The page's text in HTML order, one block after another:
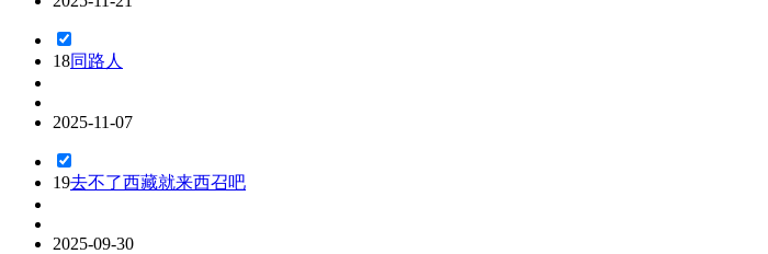
18同路人
2025-11-07
19去不了西藏就来西召吧
2025-09-30